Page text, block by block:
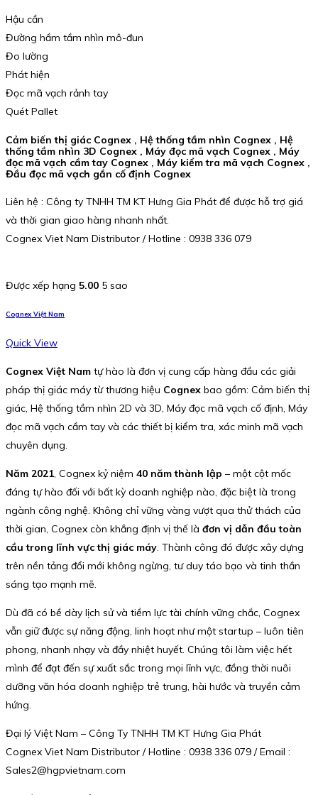
Hậu cần
Đường hầm tầm nhìn mô-đun
Đo lường
Phát hiện
Đọc mã vạch rảnh tay
Quét Pallet
Cảm biến thị giác Cognex , Hệ thống tầm nhìn Cognex , Hệ
thống tầm nhìn 3D Cognex , Máy đọc mã vạch Cognex , Máy
đọc mã vạch cầm tay Cognex , Máy kiểm tra mã vạch Cognex ,
Đầu đọc mã vạch gắn cố định Cognex
Liên hệ : Công ty TNHH TM KT Hưng Gia Phát để được hỗ trợ giá
và thời gian giao hàng nhanh nhất.
Cognex Viet Nam Distributor / Hotline : 0938 336 079
Được xếp hạng 5.00 5 sao
Cognex Việt Nam
Quick View
Cognex Việt Nam tự hào là đơn vị cung cấp hàng đầu các giải
pháp thị giác máy từ thương hiệu Cognex bao gồm: Cảm biến thị
giác, Hệ thống tầm nhìn 2D và 3D, Máy đọc mã vạch cố định, Máy
đọc mã vạch cầm tay và các thiết bị kiểm tra, xác minh mã vạch
chuyên dụng.
Năm 2021, Cognex kỷ niệm 40 năm thành lập – một cột mốc
đáng tự hào đối với bất kỳ doanh nghiệp nào, đặc biệt là trong
ngành công nghệ. Không chỉ vững vàng vượt qua thử thách của
thời gian, Cognex còn khẳng định vị thế là đơn vị dẫn đầu toàn
cầu trong lĩnh vực thị giác máy. Thành công đó được xây dựng
trên nền tảng đổi mới không ngừng, tư duy táo bạo và tinh thần
sáng tạo mạnh mẽ.
Dù đã có bề dày lịch sử và tiềm lực tài chính vững chắc, Cognex
vẫn giữ được sự năng động, linh hoạt như một startup – luôn tiên
phong, nhanh nhạy và đầy nhiệt huyết. Chúng tôi làm việc hết
mình để đạt đến sự xuất sắc trong mọi lĩnh vực, đồng thời nuôi
dưỡng văn hóa doanh nghiệp trẻ trung, hài hước và truyền cảm
hứng.
Đại lý Việt Nam – Công Ty TNHH TM KT Hưng Gia Phát
Cognex Viet Nam Distributor / Hotline : 0938 336 079 / Email :
Sales2@hgpvietnam.com